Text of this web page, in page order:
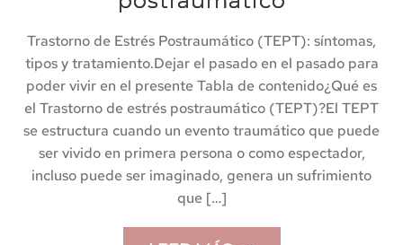
Trastorno de Estrés Postraumático (TEPT): síntomas,
tipos y tratamiento.Dejar el pasado en el pasado para
poder vivir en el presente Tabla de contenido¿Qué es
el Trastorno de estrés postraumático (TEPT)?El TEPT
se estructura cuando un evento traumático que puede
ser vivido en primera persona o como espectador,
incluso puede ser imaginado, genera un sufrimiento
que […]